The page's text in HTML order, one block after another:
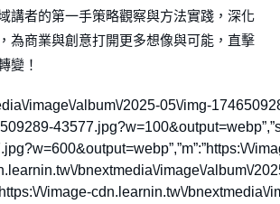
講者的第一手策略觀察與方法實踐，深化
為商業與創意打開更多想像與可能，直擊
變！
image\/album\/2025-05\/img-
\/
bnextmedia\/image\/album\/
\/image-cdn.learnin.tw\/